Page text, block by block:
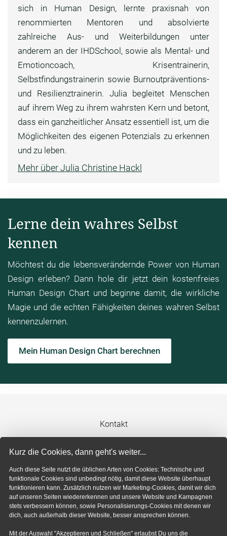
Kurz die Cookies, dann geht's weiter...
Auch diese Seite nutzt die üblichen Arten von Cookies: Technische und
funktionale Cookies sind unbedingt nötig, damit diese Website überhaupt
funktionieren kann. Zusätzlich nutzen wir Marketing-Cookies, damit wir dich
auf unseren Seiten wiedererkennen und unsere Website und Kampagnen
stets verbessern können, sowie Personalisierungs-Cookies mit denen wir
dich, auch außerhalb dieser Website, besser ansprechen können.
Mit der Auswahl "Akzeptieren und Schließen" erlaubst Du uns die
sich in Human Design, lernte praxisnah von
renommierten Mentoren und absolvierte
zahlreiche Aus- und Weiterbildungen unter
anderem an der IHDSchool, sowie als Mental- und
Emotioncoach, Krisentrainerin,
Selbstfindungstrainerin sowie Burnoutpräventions-
und Resilienztrainerin. Julia begleitet Menschen
auf ihrem Weg zu ihrem wahrsten Kern und betont,
dass ein ganzheitlicher Ansatz essentiell ist, um die
Möglichkeiten des eigenen Potenzials zu erkennen
und zu leben.
Mehr über Julia Christine Hackl
Lerne dein wahres Selbst
kennen
Möchtest du die lebensverändernde Power von Human
Design erleben? Dann hole dir jetzt dein kostenfreies
Human Design Chart und beginne damit, die wirkliche
Magie und die echten Fähigkeiten deines wahren Selbst
kennenzulernen.
Mein Human Design Chart berechnen
Kontakt
Impressum
Datenschutzerklärung
Cookie-Einstellungen